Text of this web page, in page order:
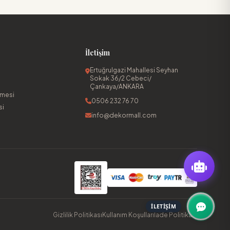
İletişim
Ertuğrulgazi Mahallesi Seyhan
Sokak 36/2 Cebeci/
Çankaya/ANKARA
0506 232 76 70
info@dekormall.com
Gizlilik Politikası Kullanım Koşullarıİade Politikası
İLETIŞIM